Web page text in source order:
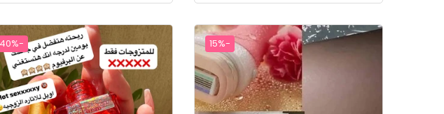
-15%
-40%